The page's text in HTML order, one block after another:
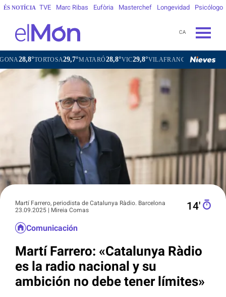
ÉS NOTÍCIA TVE Marc Ribas Eufòria Masterchef Longevidad Psicólogo
CA
29,7°MATARÓ28,8°VIC29,8°VILAFRANCA DEL PENEDÈS28,1°
Martí Farrero, periodista de Catalunya Ràdio. Barcelona
23.09.2025 | Mireia Comas
14′
Comunicación
Martí Farrero: «Catalunya Ràdio
es la radio nacional y su
ambición no debe tener límites»